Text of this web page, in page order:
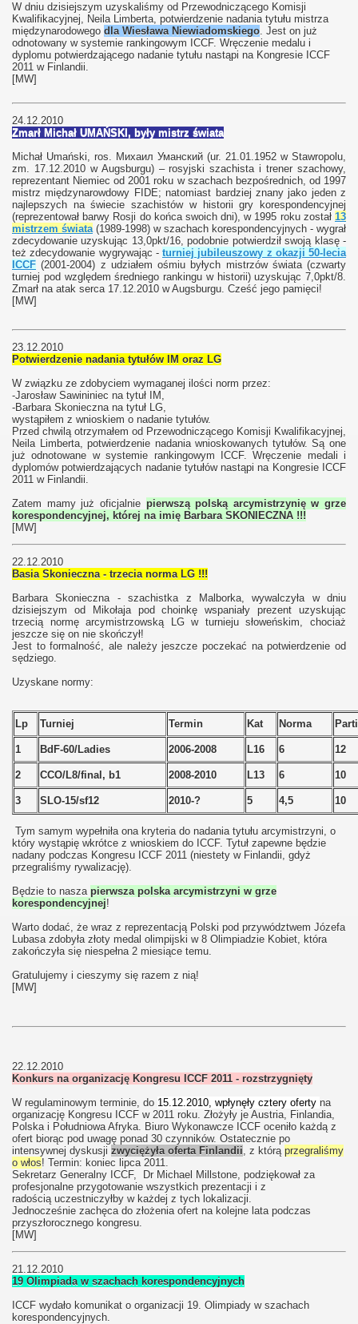
W dniu dzisiejszym uzyskaliśmy od Przewodniczącego Komisji
Kwalifikacyjnej, Neila Limberta, potwierdzenie nadania tytułu mistrza
międzynarodowego dla Wiesława Niewiadomskiego. Jest on już
odnotowany w systemie rankingowym ICCF. Wręczenie medalu i
dyplomu potwierdzającego nadanie tytułu nastąpi na Kongresie ICCF
2011 w Finlandii.
[MW]
24.12.2010
Zmarł Michał UMAŃSKI, były mistrz świata
Michał Umański, ros. Михаил Уманский (ur. 21.01.1952 w Stawropolu,
zm. 17.12.2010 w Augsburgu) – rosyjski szachista i trener szachowy,
reprezentant Niemiec od 2001 roku w szachach bezpośrednich, od 1997
mistrz międzynarowdowy FIDE; natomiast bardziej znany jako jeden z
najlepszych na świecie szachistów w historii gry korespondencyjnej
(reprezentował barwy Rosji do końca swoich dni), w 1995 roku został 13
mistrzem świata (1989-1998) w szachach korespondencyjnych - wygrał
zdecydowanie uzyskując 13,0pkt/16, podobnie potwierdził swoją klasę -
też zdecydowanie wygrywając - turniej jubileuszowy z okazji 50-lecia
ICCF (2001-2004) z udziałem ośmiu byłych mistrzów świata (czwarty
turniej pod względem średniego rankingu w historii) uzyskując 7,0pkt/8.
Zmarł na atak serca 17.12.2010 w Augsburgu. Cześć jego pamięci!
[MW]
23.12.2010
Potwierdzenie nadania tytułów IM oraz LG
W związku ze zdobyciem wymaganej ilości norm przez:
-Jarosław Sawininiec na tytuł IM,
-Barbara Skonieczna na tytuł LG,
wystąpiłem z wnioskiem o nadanie tytułów.
Przed chwilą otrzymałem od Przewodniczącego Komisji Kwalifikacyjnej,
Neila Limberta, potwierdzenie nadania wnioskowanych tytułów. Są one
już odnotowane w systemie rankingowym ICCF. Wręczenie medali i
dyplomów potwierdzających nadanie tytułów nastąpi na Kongresie ICCF
2011 w Finlandii.
Zatem mamy już oficjalnie pierwszą polską arcymistrzynię w grze
korespondencyjnej, której na imię Barbara SKONIECZNA !!!
[MW]
22.12.2010
Basia Skonieczna - trzecia norma LG !!!
Barbara Skonieczna - szachistka z Malborka, wywalczyła w dniu
dzisiejszym od Mikołaja pod choinkę wspaniały prezent uzyskując
trzecią normę arcymistrzowską LG w turnieju słoweńskim, chociaż
jeszcze się on nie skończył!
Jest to formalność, ale należy jeszcze poczekać na potwierdzenie od
sędziego.
Uzyskane normy:
Lp Turniej Termin Kat Norma
1 BdF-60/Ladies 2006-2008 L16 6 12
2 CCO/L8/final, b1 2008-2010 L13 6 10
3 SLO-15/sf12 2010-? 5 4,5 10
Tym samym wypełniła ona kryteria do nadania tytułu arcymistrzyni, o
który wystąpię wkrótce z wnioskiem do ICCF. Tytuł zapewne będzie
nadany podczas Kongresu ICCF 2011 (niestety w Finlandii, gdyż
przegraliśmy rywalizację).
Będzie to nasza pierwsza polska arcymistrzyni w grze
korespondencyjnej!
Warto dodać, że wraz z reprezentacją Polski pod przywództwem Józefa
Lubasa zdobyła złoty medal olimpijski w 8 Olimpiadzie Kobiet, która
zakończyła się niespełna 2 miesiące temu.
Gratulujemy i cieszymy się razem z nią!
[MW]
22.12.2010
Konkurs na organizację Kongresu ICCF 2011 - rozstrzygnięty
W regulaminowym terminie, do 15.12.2010, wpłynęły cztery oferty na
organizację Kongresu ICCF w 2011 roku. Złożyły je Austria, Finlandia,
Polska i Południowa Afryka. Biuro Wykonawcze ICCF oceniło każdą z
ofert biorąc pod uwagę ponad 30 czynników. Ostatecznie po
intensywnej dyskusji zwyciężyła oferta Finlandii , z którą przegraliśmy
o włos! Termin: koniec lipca 2011.
Sekretarz Generalny ICCF, Dr Michael Millstone, podziękował za
profesjonalne przygotowanie wszystkich prezentacji i z
radością uczestniczyłby w każdej z tych lokalizacji.
Jednocześnie zachęca do złożenia ofert na kolejne lata podczas
przyszłorocznego kongresu.
[MW]
21.12.2010
19 Olimpiada w szachach korespondencyjnych
ICCF wydało komunikat o organizacji 19. Olimpiady w szachach
korespondencyjnych.